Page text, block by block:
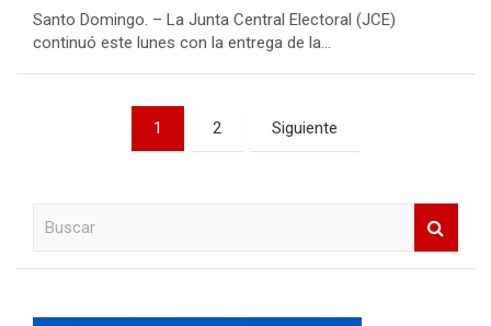
Santo Domingo. – La Junta Central Electoral (JCE)
continuó este lunes con la entrega de la…
1 2 Siguiente